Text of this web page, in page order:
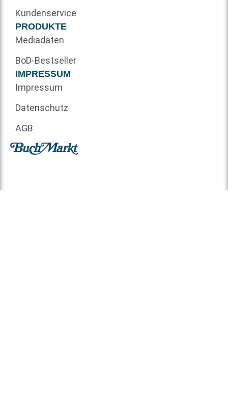
Kundenservice
PRODUKTE
Mediadaten
BoD-Bestseller
IMPRESSUM
Impressum
Datenschutz
AGB